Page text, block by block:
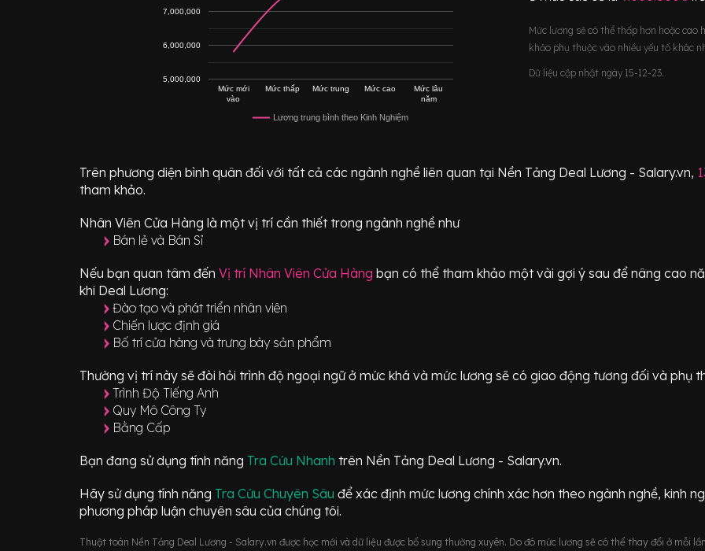
Lương trung bình theo Kinh Nghiệm
Mức mới
vào
Mức thấp Mức trung Mức cao
Mức lâu
năm
5,000,000
6,000,000
7,000,000
Mức lương sẽ có thể thấp hơn hoặc
khảo phụ thuộc vào nhiều yếu tố khác
Dữ liệu cập nhật ngày 15-12-23.
Trên phương diện bình quân đối với tất cả các ngành nghề liên quan tại Nền Tảng Deal Lương - Salary.vn,
tham khảo.
Nhân Viên Cửa Hàng là một vị trí cần thiết trong ngành nghề như
Bán lẻ và Bán Sỉ
Nếu bạn quan tâm đến Vị trí Nhân Viên Cửa Hàng bạn có thể tham khảo một vài gợi ý sau để nâng cao
khi Deal Lương:
Đào tạo và phát triển nhân viên
Chiến lược định giá
Bố trí cửa hàng và trưng bày sản phẩm
Thường vị trí này sẽ đòi hỏi trình độ ngoại ngữ ở mức khá và mức lương sẽ có giao động tương đối và phụ
Trình Độ Tiếng Anh
Quy Mô Công Ty
Bằng Cấp
Bạn đang sử dụng tính năng Tra Cứu Nhanh trên Nền Tảng Deal Lương - Salary.vn.
Hãy sử dụng tính năng Tra Cứu Chuyên Sâu để xác định mức lương chính xác hơn theo ngành nghề, kinh
phương pháp luận chuyên sâu của chúng tôi.
Thuật toán Nền Tảng Deal Lương - Salary.vn được học mới và dữ liệu được bổ sung thường xuyên. Do đó mức lương sẽ có thể thay đổi ở mỗi